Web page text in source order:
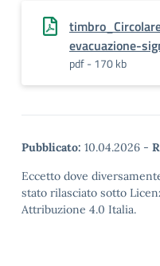
evacuazione-
pdf - 170 kb
Pubblicato: 10.04.2026 -
Eccetto dove
stato rilasciato sotto
Attribuzione 4.0 Italia.